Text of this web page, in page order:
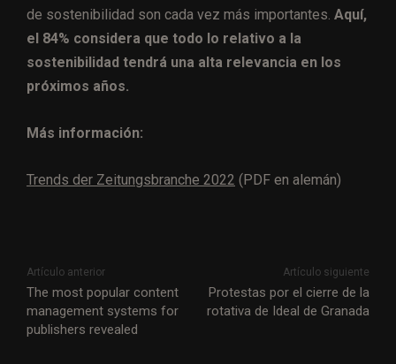
de sostenibilidad son cada vez más importantes. Aquí,
el 84% considera que todo lo relativo a la
sostenibilidad tendrá una alta relevancia en los
próximos años.
Más información:
Trends der Zeitungsbranche 2022 (PDF en alemán)
Artículo anterior
The most popular content
management systems for
publishers revealed
Artículo siguiente
Protestas por el cierre de la
rotativa de Ideal de Granada